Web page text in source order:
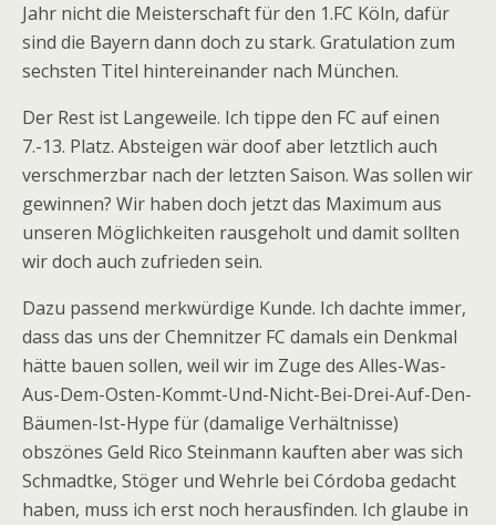
Jahr nicht die Meisterschaft für den 1.FC Köln, dafür
sind die Bayern dann doch zu stark. Gratulation zum
sechsten Titel hintereinander nach München.
Der Rest ist Langeweile. Ich tippe den FC auf einen
7.-13. Platz. Absteigen wär doof aber letztlich auch
verschmerzbar nach der letzten Saison. Was sollen wir
gewinnen? Wir haben doch jetzt das Maximum aus
unseren Möglichkeiten rausgeholt und damit sollten
wir doch auch zufrieden sein.
Dazu passend merkwürdige Kunde. Ich dachte immer,
dass das uns der Chemnitzer FC damals ein Denkmal
hätte bauen sollen, weil wir im Zuge des Alles-Was-
Aus-Dem-Osten-Kommt-Und-Nicht-Bei-Drei-Auf-Den-
Bäumen-Ist-Hype für (damalige Verhältnisse)
obszönes Geld Rico Steinmann kauften aber was sich
Schmadtke, Stöger und Wehrle bei Córdoba gedacht
haben, muss ich erst noch herausfinden. Ich glaube in